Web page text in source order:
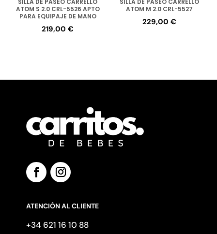
SILLA DE PASEO CARRELLO
ATOM S 2.0 CRL-5526 APTO
PARA EQUIPAJE DE MANO
219,00€
SILLA DE PASEO CARRELLO
ATOM M 2.0 CRL-5527
229,00 €
ATENCIÓN AL CLIENTE
+34 621 16 10 88